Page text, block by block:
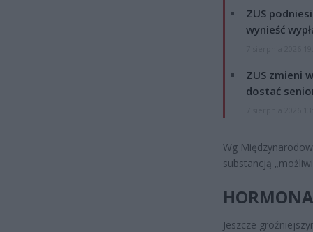
ZUS
wynieść
ZUS zmieni
dostać
Wg
substancją
Jeszcze